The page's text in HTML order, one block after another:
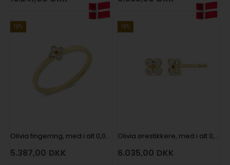
19%
Olivia fingerring, med i alt 0,04 ct diamanter i 14 kt rødguld
5.387,00 DKK
19%
Olivia ørestikkere, med i alt 0,08 ct diamanter i 14 kt rødguld
6.035,00 DKK